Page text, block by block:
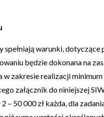
warunki, dotyczące
będzie dokonana na
zakresie realizacji
załącznik do niniejszej
– 50 000 zł każda, dla